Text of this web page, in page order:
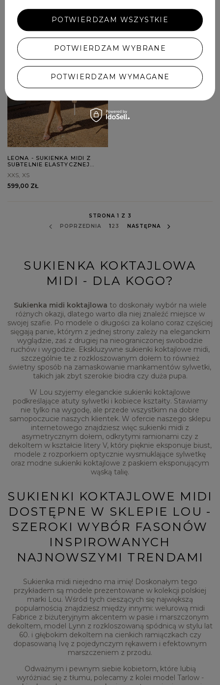
LEONA - SUKIENKA MIDI Z
SUBTELNIE ELASTYCZNEJ
XXS XS
599,00 ZŁ
Zobacz więcej...
STRONA 1 Z 3
POPRZEDNIA
1 2 3 NASTĘPNA
SUKIENKA KOKTAJLOWA
MIDI - DLA KOGO?
Sukienka midi koktajlowa to doskonały wybór na wiele
różnych okazji, dlatego warto dla niej znaleźć miejsce w
swojej szafie. Po modele o długości za kolano coraz częściej
sięgają panie, którym z jednej strony zależy na eleganckim
wyglądzie, zaś z drugiej na nieograniczonej swobodzie
ruchów i wygodzie. Ekskluzywne sukienki koktajlowe midi,
szczególnie te z rozkloszowanym dołem to również
świetny sposób na zamaskowanie mankamentów sylwetki,
takich jak zbyt szerokie biodra czy duża pupa.
W Lou szyjemy eleganckie sukienki koktajlowe
podkreślające atuty sylwetki i kobiece kształty. Stawiamy
nie tylko na wygodę, ale przede wszystkim na dobre
samopoczucie naszych klientek. W ofercie naszego sklepu
internetowego znajdziesz więc sukienki midi z
asymetrycznym dołem, odkrytymi ramionami czy z
dekoltem w kształcie litery V, który pięknie eksponuje biust,
modele z rozporkiem optycznie wysmuklające sylwetkę
oraz modne sukienki koktajlowe z paskiem eksponującym
wąską talię.
SUKIENKI KOKTAJLOWE MIDI
DOSTĘPNE W SKLEPIE LOU -
SZEROKI WYBÓR FASONÓW
INSPIROWANYCH
NAJNOWSZYMI TRENDAMI
Sukienka midi niejedno ma imię! Doskonałym tego
przykładem są modele prezentowane w kolekcji polskiej
marki Lou. Wśród tych cieszących się największą
popularnością znajdziesz między innymi: welurową midi
Fabrice z biżuteryjnym akcentem w pasie i marszczonym
dekoltem, model Lynn z rozkloszowaną spódnicą w stylu lat
60. i głębokim dekoltem na cienkich ramiączkach czy
dopasowaną Ivę z pojedynczym rękawem i efektownym
marszczeniem z przodu.
Odważnym i pewnym siebie kobietom, które lubią
wyróżniać się z tłumu, polecamy z kolei model Tarlow -
POTWIERDZAM WYBRANE
POTWIERDZAM WYMAGANE
POTWIERDZAM WSZYSTKIE